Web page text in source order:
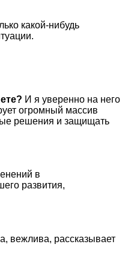
какой-нибудь
И я уверенно на него
огромный массив
решения и защищать
в
развития,
вежлива, рассказывает